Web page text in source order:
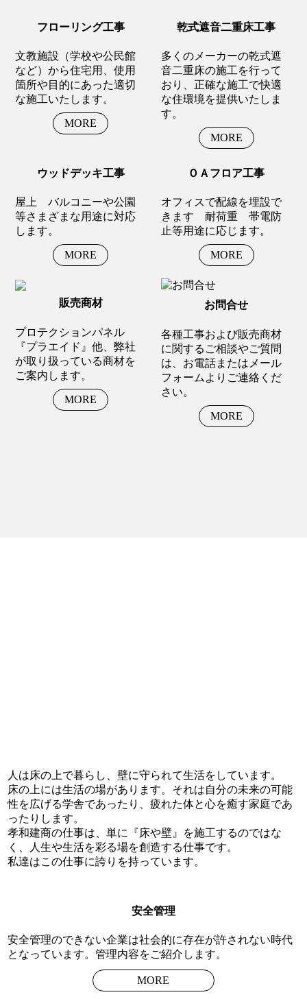
フローリング工事
文教施設（学校や公民館
など）から住宅用、使用
箇所や目的にあった適切
な施工いたします。
MORE
乾式遮音二重床工事
多くのメーカーの乾式遮
音二重床の施工を行って
おり、正確な施工で快適
な住環境を提供いたしま
す。
MORE
ウッドデッキ工事
屋上 バルコニーや公園
等さまざまな用途に対応
します。
MORE
ＯＡフロア工事
オフィスで配線を埋設で
きます 耐荷重 帯電防
止等用途に応じます。
MORE
販売商材
プロテクションパネル
『プラエイド』他、弊社
が取り扱っている商材を
ご案内します。
MORE
お問合せ
各種工事および販売商材
に関するご相談やご質問
は、お電話またはメール
フォームよりご連絡くだ
さい。
MORE
人は床の上で暮らし、壁に守られて生活をしています。
床の上には生活の場があります。それは自分の未来の可能
性を広げる学舎であったり、疲れた体と心を癒す家庭であ
ったりします。
孝和建商の仕事は、単に『床や壁』を施工するのではな
く、人生や生活を彩る場を創造する仕事です。
私達はこの仕事に誇りを持っています。
安全管理
安全管理のできない企業は社会的に存在が許されない時代
となっています。管理内容をご紹介します。
MORE